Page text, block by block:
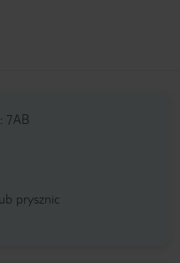
: 7AB
prysznic